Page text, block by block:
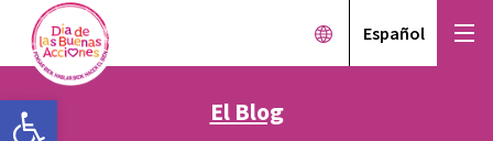
Open toolbar
Español
El Blog